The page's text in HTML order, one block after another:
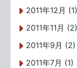
2011年12月 (1)
2011年11月 (2)
2011年9月 (2)
2011年7月 (1)